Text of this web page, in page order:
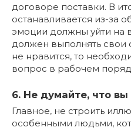
договоре поставки. В
останавливается из-за
эмоции должны уйти на
должен выполнять свои
не нравится, то
вопрос в рабочем
6. Не думайте, что
Главное, не строить
особенными людьми,